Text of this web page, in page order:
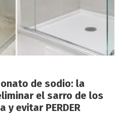
de sodio: la
el sarro de los
evitar PERDER